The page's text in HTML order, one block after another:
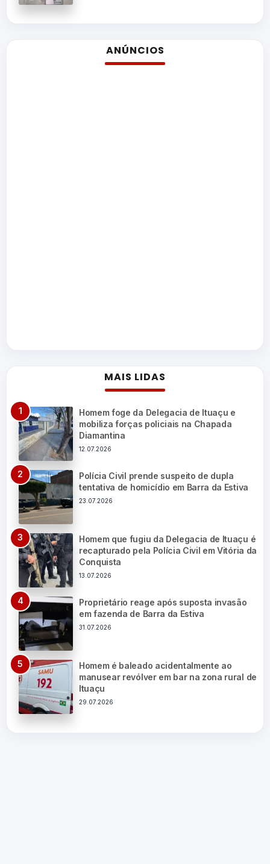
ANÚNCIOS
MAIS LIDAS
Homem foge da Delegacia de Ituaçu e
mobiliza forças policiais na Chapada
Diamantina
12.07.2026
Polícia Civil prende suspeito de dupla
tentativa de homicídio em Barra da Estiva
23.07.2026
Homem que fugiu da Delegacia de Ituaçu é
recapturado pela Polícia Civil em Vitória da
Conquista
13.07.2026
Proprietário reage após suposta invasão
em fazenda de Barra da Estiva
31.07.2026
Homem é baleado acidentalmente ao
manusear revólver em bar na zona rural de
Ituaçu
29.07.2026